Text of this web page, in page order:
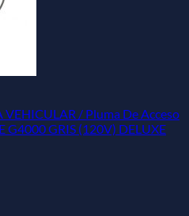
/ Pluma De Acceso
G4000 GRIS (120V) DELUXE